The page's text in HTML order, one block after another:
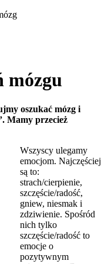
mózgu
oszukać mózg i
Mamy przecież
Wszyscy ulegamy
emocjom. Najczęściej
są to:
strach/cierpienie,
szczęście/radość,
gniew, niesmak i
zdziwienie. Spośród
nich tylko
szczęście/radość to
emocje o
pozytywnym